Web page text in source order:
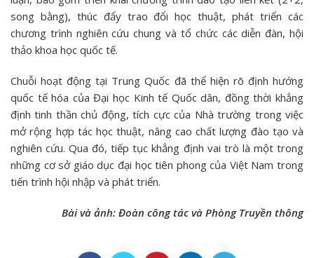
song bằng), thúc đẩy trao đổi học thuật, phát triển các
chương trình nghiên cứu chung và tổ chức các diễn đàn, hội
thảo khoa học quốc tế.
Chuỗi hoạt động tại Trung Quốc đã thể hiện rõ định hướng
quốc tế hóa của Đại học Kinh tế Quốc dân, đồng thời khẳng
định tinh thần chủ động, tích cực của Nhà trường trong việc
mở rộng hợp tác học thuật, nâng cao chất lượng đào tạo và
nghiên cứu. Qua đó, tiếp tục khẳng định vai trò là một trong
những cơ sở giáo dục đại học tiên phong của Việt Nam trong
tiến trình hội nhập và phát triển.
Bài và ảnh: Đoàn công tác và Phòng Truyền thông